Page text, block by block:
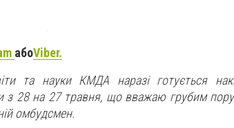
абоViber.
та науки КМДА наразі готується
з 28 на 27 травня, що вважаю грубим
омбудсмен.